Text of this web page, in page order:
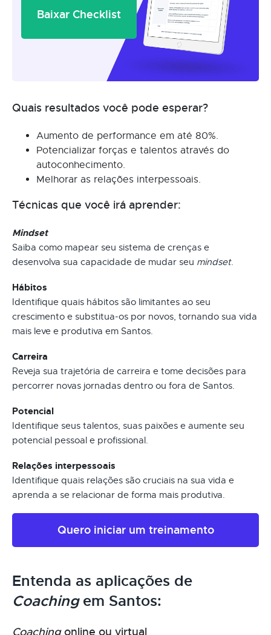
Baixar Checklist
Quais resultados você pode esperar?
Aumento de performance em até 80%.
Potencializar forças e talentos através do
autoconhecimento.
Melhorar as relações interpessoais.
Técnicas que você irá aprender:
Mindset
Saiba como mapear seu sistema de crenças e
desenvolva sua capacidade de mudar seu mindset.
Hábitos
Identifique quais hábitos são limitantes ao seu
crescimento e substitua-os por novos, tornando sua vida
mais leve e produtiva em Santos.
Carreira
Reveja sua trajetória de carreira e tome decisões para
percorrer novas jornadas dentro ou fora de Santos.
Potencial
Identifique seus talentos, suas paixões e aumente seu
potencial pessoal e profissional.
Relações interpessoais
Identifique quais relações são cruciais na sua vida e
aprenda a se relacionar de forma mais produtiva.
Quero iniciar um treinamento
Entenda as aplicações de
Coachingem Santos:
Coachingonline ou virtual